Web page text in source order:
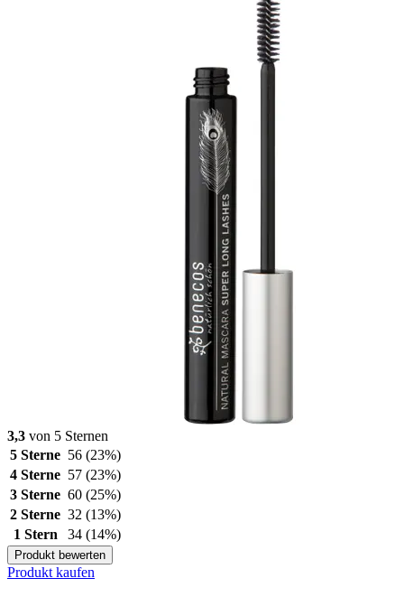
3,3 von 5 Sternen
5 Sterne 56 (23%)
4 Sterne 57 (23%)
3 Sterne 60 (25%)
2 Sterne 32 (13%)
1 Stern
34 (14%)
Produkt bewerten
Produkt kaufen